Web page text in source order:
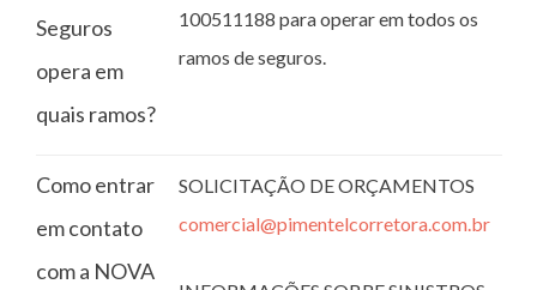
Seguros
opera em
quais ramos?
100511188 para operar em todos os
ramos de seguros.
Como entrar
em contato
com a NOVA
SOLICITAÇÃO DE ORÇAMENTOS
comercial@pimentelcorretora.com.br